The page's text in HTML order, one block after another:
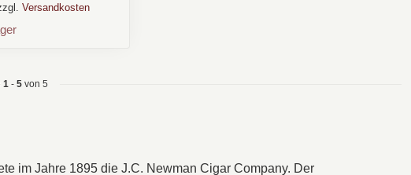
Versandkosten
1 - 5von 5
im Jahre 1895 die J.C. Newman Cigar Company. Der